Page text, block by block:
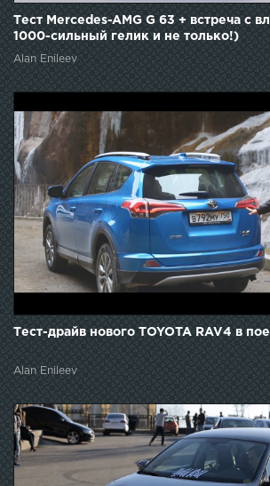
Тест Mercedes-AMG G 63 + встреча с
1000-сильный гелик и не только!)
Alan Enileev
Тест-драйв нового TOYOTA RAV4 в
Alan Enileev